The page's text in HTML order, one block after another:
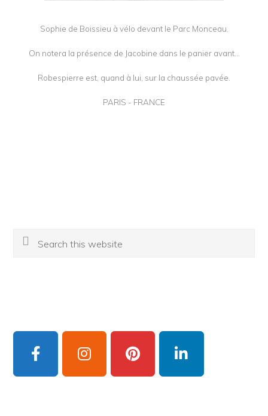
Sophie de Boissieu à vélo devant le Parc Monceau.
On notera la présence de Jacobine dans le panier avant...
Robespierre est, quand à lui, sur la chaussée pavée.
PARIS - FRANCE
Search
this